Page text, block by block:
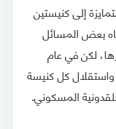
متمايزة إلى كنيستين
بعض المسائل
لكن في عام
كل كنيسة
المسكوني.